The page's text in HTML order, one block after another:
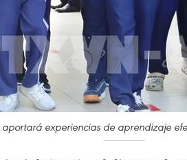
experiencias de aprendizaje